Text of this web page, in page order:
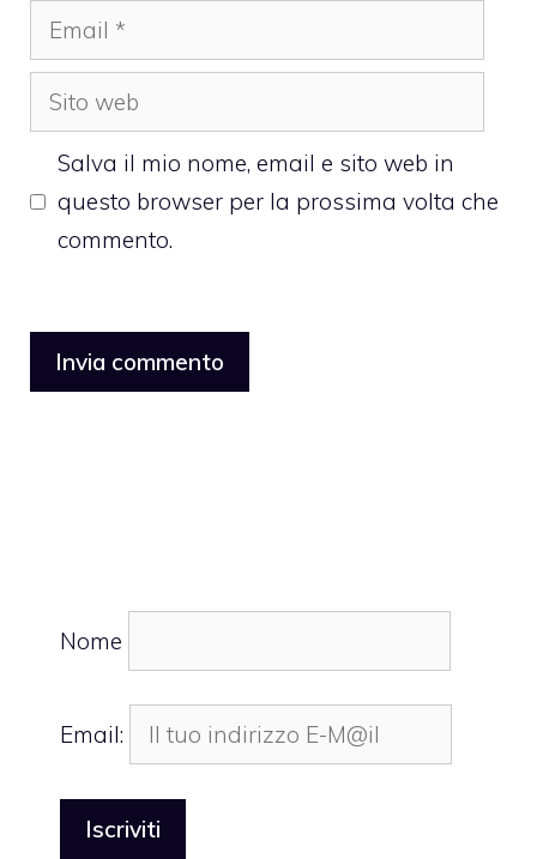
Email
Sito
web
Salva il mio nome, email e sito web in
questo browser per la prossima volta che
commento.
Nome
Email: